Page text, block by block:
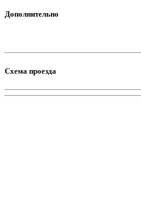
Дополнительно
Схема проезда